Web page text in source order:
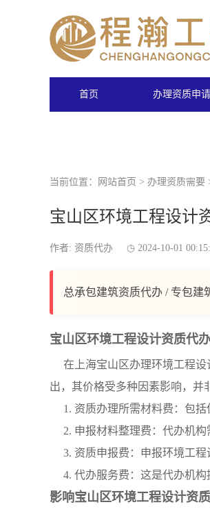
首页 办理资质申请
当前位置： 网站首页 > 办理资质需要
宝山区环境工程设计
作者: 资质代办 2024-10-01
总承包建筑资质代办 / 专包建
宝山区环境工程设计资质代
在上海宝山区办理环境工程
出，其价格受多种因素影响，并
1. 资质办理所需材料费：包
2. 申报材料整理费：代办机
3. 资质申报费：申报环境工
4. 代办服务费：这是代办机
影响宝山区环境工程设计资